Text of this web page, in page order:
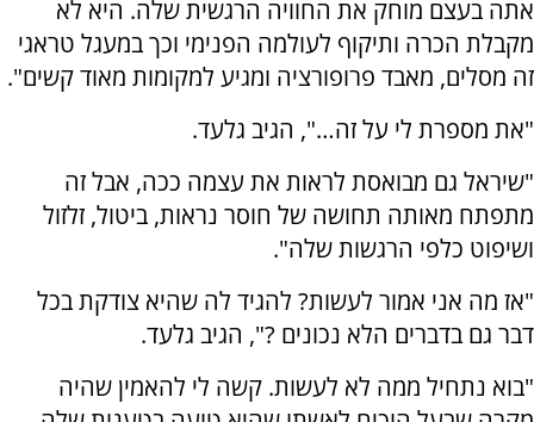
אתה בעצם מוחק את החוויה הרגשית שלה. היא לא
מקבלת הכרה ותיקוף לעולמה הפנימי וכך במעגל טראגי
זה מסלים, מאבד פרופורציה ומגיע למקומות מאוד קשים".
"את מספרת לי על זה…", הגיב גלעד.
"שיראל גם מבואסת לראות את עצמה ככה, אבל זה
מתפתח מאותה תחושה של חוסר נראות, ביטול, זלזול
ושיפוט כלפי הרגשות שלה".
"אז מה אני אמור לעשות? להגיד לה שהיא צודקת בכל
דבר גם בדברים הלא נכונים ?", הגיב גלעד.
"בוא נתחיל ממה לא לעשות. קשה לי להאמין שהיה